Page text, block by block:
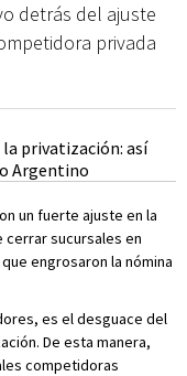
detrás del ajuste
privada
un fuerte ajuste en la
sucursales en
engrosaron la nómina
es el desguace del
De esta manera,
competidoras